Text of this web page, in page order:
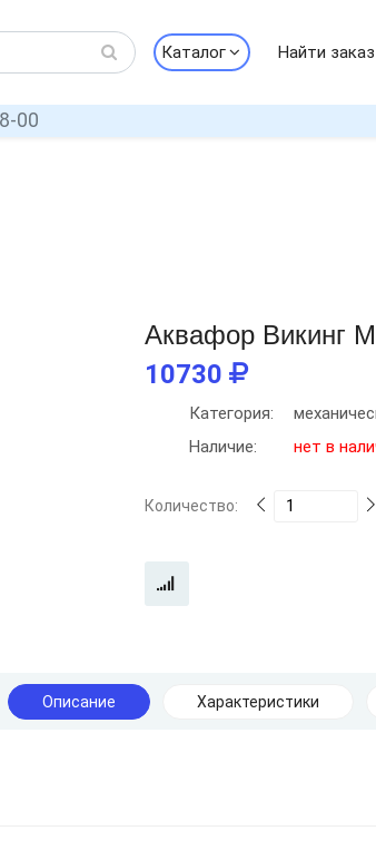
Каталог Найти заказ
00
Аквафор Викинг
10730
Категория:
Наличие:
нет в
Количество:
Описание Характеристики